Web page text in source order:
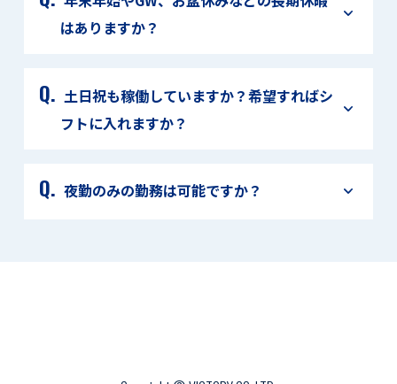
はありますか？
土日祝も稼働していますか？希望すればシ
フトに入れますか？
夜勤のみの勤務は可能ですか？